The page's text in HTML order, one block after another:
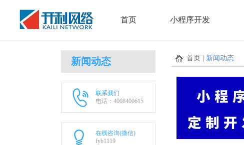
首页 小程序开发
新闻动态
联系我们
电话：4008400615
在线咨询(微信)
fyb1119
首页 | 新闻动态